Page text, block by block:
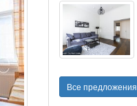
Все предложения